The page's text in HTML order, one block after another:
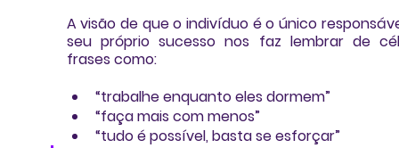
A visão de que o indivíduo é o único
seu próprio sucesso nos faz lembrar de
frases como:
“trabalhe enquanto eles dormem”
“faça mais com menos”
“tudo é possível, basta se esforçar”